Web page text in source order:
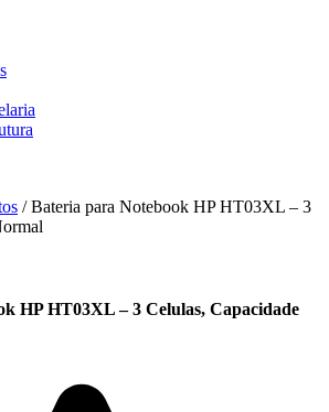
/ Bateria para Notebook HP HT03XL – 3
HP HT03XL – 3 Celulas, Capacidade